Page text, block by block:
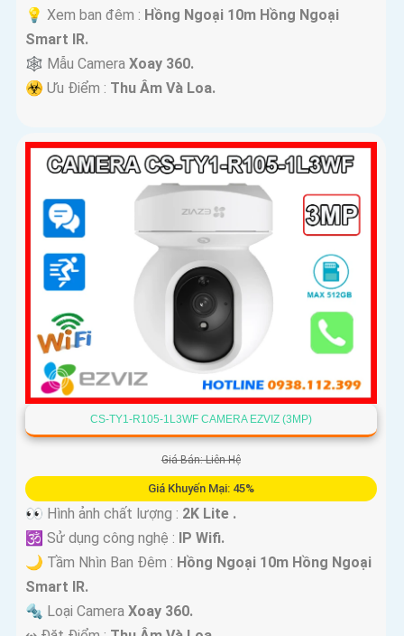
💡 Xem ban đêm : Hồng Ngoại 10m Hồng Ngoại
Smart IR.
🕸️ Mẫu Camera Xoay 360.
️☣️ Ưu Điểm : Thu Âm Và Loa.
CS-TY1-R105-1L3WF CAMERA EZVIZ (3MP)
Giá Bán: Liên Hệ
Giá Khuyến Mại: 45%
️
👀 Hình ảnh chất lượng : 2K Lite .
🕉️ Sử dụng công nghệ : IP Wifi.
🌙 Tầm Nhìn Ban Đêm : Hồng Ngoại 10m Hồng Ngoại
Smart IR.
🔩 Loại Camera Xoay 360.